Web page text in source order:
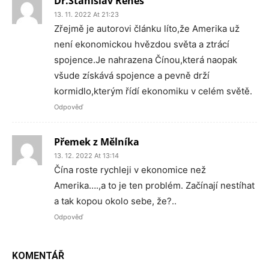
13. 11. 2022 At 21:23
Zřejmě je autorovi článku líto,že Amerika už
není ekonomickou hvězdou světa a ztrácí
spojence.Je nahrazena Čínou,která naopak
všude získává spojence a pevně drží
kormidlo,kterým řídí ekonomiku v celém světě.
Odpověď
Přemek z Mělníka
13. 12. 2022 At 13:14
Čína roste rychleji v ekonomice než
Amerika….,a to je ten problém. Začínají nestíhat
a tak kopou okolo sebe, že?..
Odpověď
KOMENTÁŘ